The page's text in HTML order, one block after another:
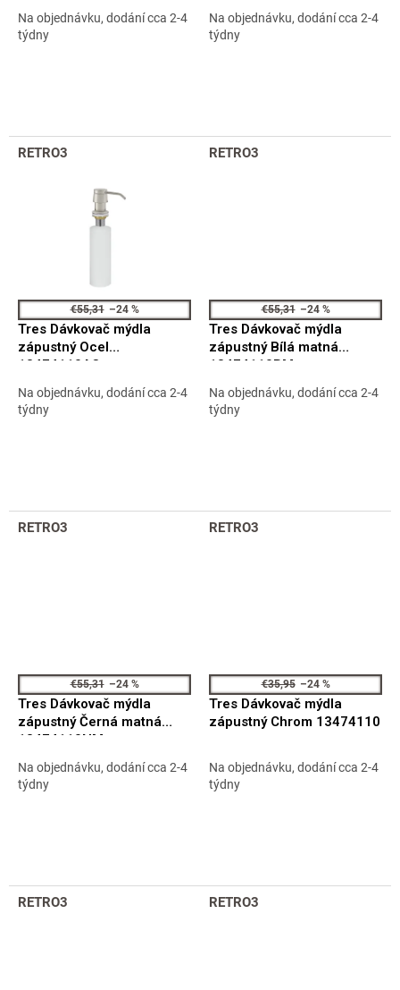
Na objednávku, dodání cca 2-4
týdny
Na objednávku, dodání cca 2-4
týdny
RETRO3
€55,31 –24 %
Tres Dávkovač mýdla
zápustný Ocel
13474110AC
Na objednávku, dodání cca 2-4
týdny
RETRO3
€55,31 –24 %
Tres Dávkovač mýdla
zápustný Bílá matná
13474110BM
Na objednávku, dodání cca 2-4
týdny
RETRO3
€55,31 –24 %
Tres Dávkovač mýdla
zápustný Černá matná
13474110NM
Na objednávku, dodání cca 2-4
týdny
RETRO3
€35,95 –24 %
Tres Dávkovač mýdla
zápustný Chrom 13474110
Na objednávku, dodání cca 2-4
týdny
RETRO3 RETRO3